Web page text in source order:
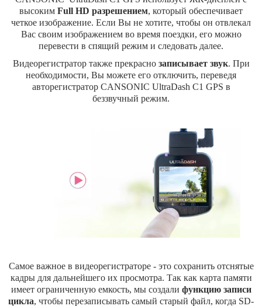
высоким Full HD разрешением, который обеспечивает
четкое изображение. Если Вы не хотите, чтобы он отвлекал
Вас своим изображением во время поездки, его можно
перевести в спящий режим и следовать далее.
Видеорегистратор также прекрасно записывает звук. При
необходимости, Вы можете его отключить, переведя
авторегистратор CANSONIC UltraDash C1 GPS в
беззвучный режим.
Самое важное в видеорегистраторе - это сохранить отснятые
кадры для дальнейшего их просмотра. Так как карта памяти
имеет ограниченную емкость, мы создали функцию записи
цикла, чтобы перезаписывать самый старый файл, когда SD-